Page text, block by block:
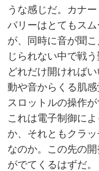
うな感じだ。カナ
バリーはとてもス
が、同時に音が聞
じられない中で戦
どれだけ開ければ
動や音からくる肌感
スロットルの操作
これは電子制御に
か、それともクラ
なのか。この先の
がでてくるはずだ。